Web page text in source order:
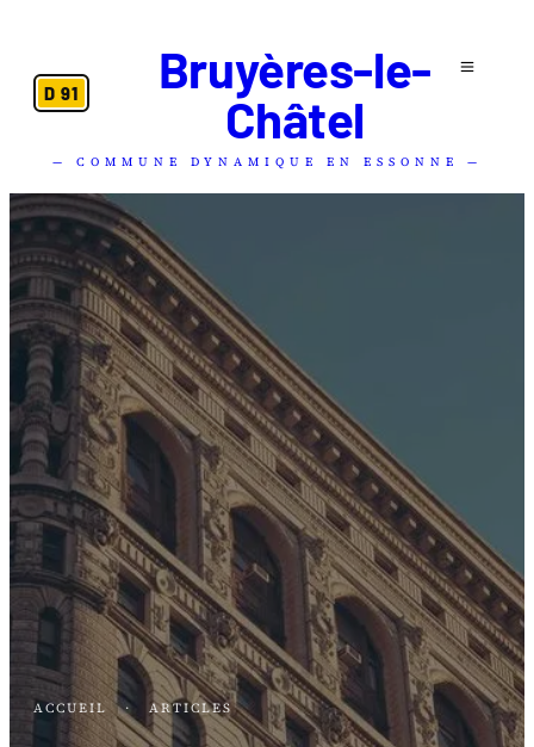
D 91
Bruyères-le-
Châtel
— COMMUNE DYNAMIQUE EN ESSONNE —
ACCUEIL · ARTICLES